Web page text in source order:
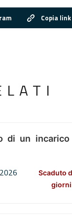
Copia link
di un
Scaduto
giorni